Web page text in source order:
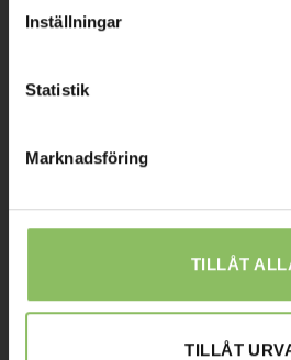
Inställningar
Statistik
Marknadsföring
TILLÅT
TILLÅT
Ulvsundavägen 174,
Tisdag-Torsdag: 11-18